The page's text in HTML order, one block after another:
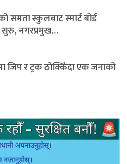
समता स्कुलबाट स्मार्ट बोर्ड
सुरु, नगरप्रमुख…
जिप र ट्रक ठोक्किँदा एक जनाको